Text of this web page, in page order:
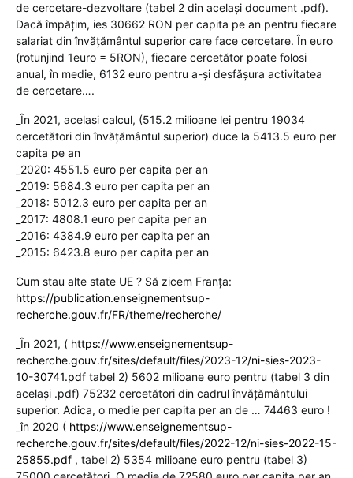
de cercetare-dezvoltare (tabel 2 din acelaşi document .pdf).
Dacă împăţim, ies 30662 RON per capita pe an pentru fiecare
salariat din învăţământul superior care face cercetare. În euro
(rotunjind 1euro = 5RON), fiecare cercetător poate folosi
anual, în medie, 6132 euro pentru a-şi desfăşura activitatea
de cercetare….
_În 2021, acelasi calcul, (515.2 milioane lei pentru 19034
cercetători din învăţământul superior) duce la 5413.5 euro per
capita pe an
_2020: 4551.5 euro per capita per an
_2019: 5684.3 euro per capita per an
_2018: 5012.3 euro per capita per an
_2017: 4808.1 euro per capita per an
_2016: 4384.9 euro per capita per an
_2015: 6423.8 euro per capita per an
Cum stau alte state UE ? Să zicem Franţa:
https://publication.enseignementsup-
recherche.gouv.fr/FR/theme/recherche/
_În 2021, ( https://www.enseignementsup-
recherche.gouv.fr/sites/default/files/2023-12/ni-sies-2023-
10-30741.pdf tabel 2) 5602 milioane euro pentru (tabel 3 din
acelaşi .pdf) 75232 cercetători din cadrul învăţământului
superior. Adica, o medie per capita per an de … 74463 euro !
_în 2020 ( https://www.enseignementsup-
recherche.gouv.fr/sites/default/files/2022-12/ni-sies-2022-15-
25855.pdf , tabel 2) 5354 milioane euro pentru (tabel 3)